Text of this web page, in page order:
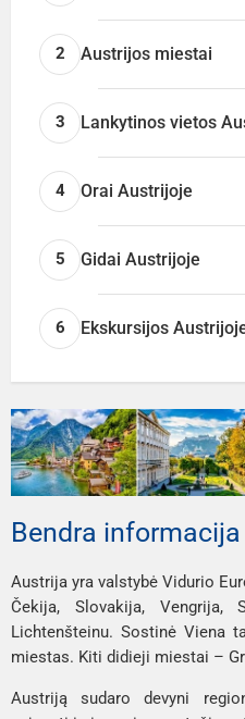
2 Austrijos miestai
3 Lankytinos vietos
4 Orai Austrijoje
5 Gidai Austrijoje
6 Ekskursijos
Bendra
Austrija yra valstybė Vidurio
Čekija, Slovakija, Vengrija,
Lichtenšteinu. Sostinė Viena
miestas. Kiti didieji miestai –
Austriją sudaro devyni